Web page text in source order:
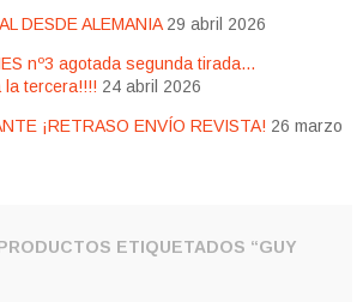
DESDE ALEMANIA 29 abril 2026
nº3 agotada segunda tirada…
tercera!!!! 24 abril 2026
¡RETRASO ENVÍO REVISTA! 26 marzo
ETIQUETADOS “GUY